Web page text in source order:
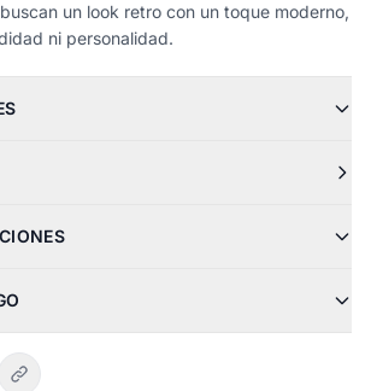
un look retro con un toque moderno,
ni personalidad.